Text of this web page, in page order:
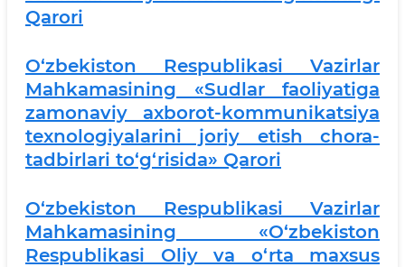
Qarori
O‘zbekiston Respublikasi Vazirlar
Mahkamasining «Sudlar faoliyatiga
zamonaviy axborot-kommunikatsiya
texnologiyalarini joriy etish chora-
tadbirlari to‘g‘risida» Qarori
O‘zbekiston Respublikasi Vazirlar
Mahkamasining «O‘zbekiston
Respublikasi Oliy va o‘rta maxsus